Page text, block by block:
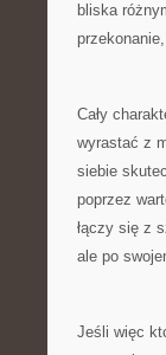
bliska
Cały
wyrastać z
siebie
poprzez
łączy się z
ale po
Jeśli więc